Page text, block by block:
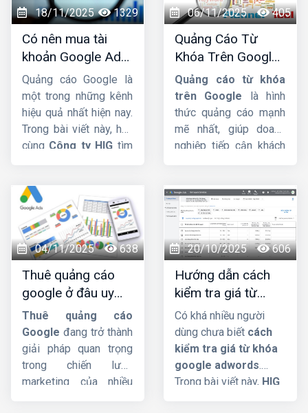
này, nhiều hộ đặt câu
hỏi liệu tài khoản ngân
hàng có bắt buộc phải
đứng tên đúng hộ kinh
doanh hay không và
nhóm hộ kinh doanh
nào phải mở tài khoản
riêng để phục vụ hoạt
động sản xuất, kinh
đến dịch vụnhận chạy
quảng cáo Googleđể
tăng doanh thu, tiếp
cận khách hàng nhanh
và vượt qua đối thủ.
18/11/2025 1329
Có nên mua tài
khoản Google Ads
hay không ?
Quảng cáo Google là
một trong những kênh
hiệu quả nhất hiện nay.
Trong bài viết này, hãy
cùng Công ty HIG tìm
Google Ads
hay
không nhá. Mời các
bạn cùng theo dõi.
06/11/2025 405
Quảng Cáo Từ
Khóa Trên Google:
Cơ Chế Đấu Giá và
Bí Quyết Tối Ưu
Quảng cáo từ khóa
trên Google là hình
thức quảng cáo mạnh
mẽ nhất, giúp doanh
nghiệp tiếp cận khách
cầu rõ ràng nhất. Bài
viết nàyHIGsẽ đi sâu
vào định nghĩa, cơ chế
đấu giá phức tạp của
Google, các loại đối
sánh từ khóa và những
mẹo quan trọng để bạn
tối ưu ngân sách hiệu
quả.
04/11/2025 638
Thuê quảng cáo
google ở đâu uy
tín, hiệu quả, giá tốt
?
Thuê quảng cáo
Google đang trở thành
giải pháp quan trọng
trong chiến lược
marketing của nhiều
20/10/2025 606
Hướng dẫn cách
kiểm tra giá từ
khóa google
adwords dễ đàng
Có khá nhiều người
dùng chưa biết cách
kiểm tra giá từ khóa
google adwords
Trong bài viết này, HIG